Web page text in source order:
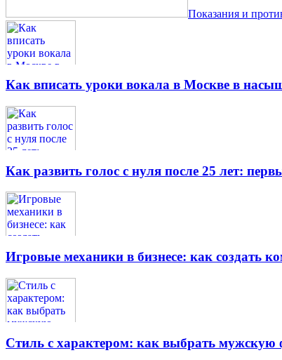
Показания и
Как вписать уроки вокала в Москве в
Как развить голос с нуля после 25 лет:
Игровые механики в бизнесе: как создать
Стиль с характером: как выбрать мужскую